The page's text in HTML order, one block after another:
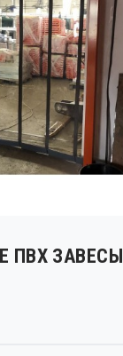
ПВХ ЗАВЕСЫ